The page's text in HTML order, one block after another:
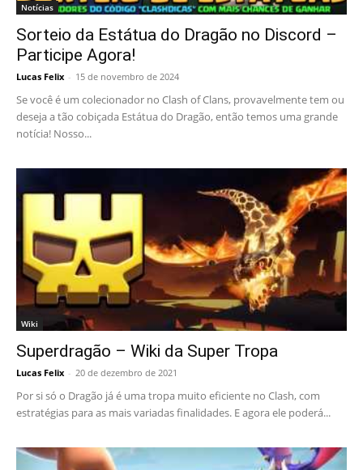
Notícias
Sorteio da Estátua do Dragão no Discord –
Participe Agora!
Lucas Felix - 15 de novembro de 2024
Se você é um colecionador no Clash of Clans, provavelmente tem ou
deseja a tão cobiçada Estátua do Dragão, então temos uma grande
notícia! Nosso...
Wiki
Superdragão – Wiki da Super Tropa
Lucas Felix - 20 de dezembro de 2021
Por si só o Dragão já é uma tropa muito eficiente no Clash, com
estratégias para as mais variadas finalidades. E agora ele poderá...